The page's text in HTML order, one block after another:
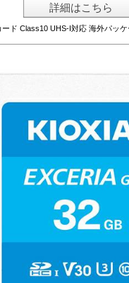
詳細はこちら
ド Class10 UHS-I対応 海外パッケ